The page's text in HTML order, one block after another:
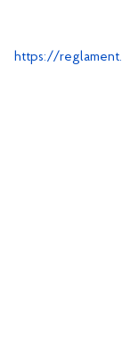
https://